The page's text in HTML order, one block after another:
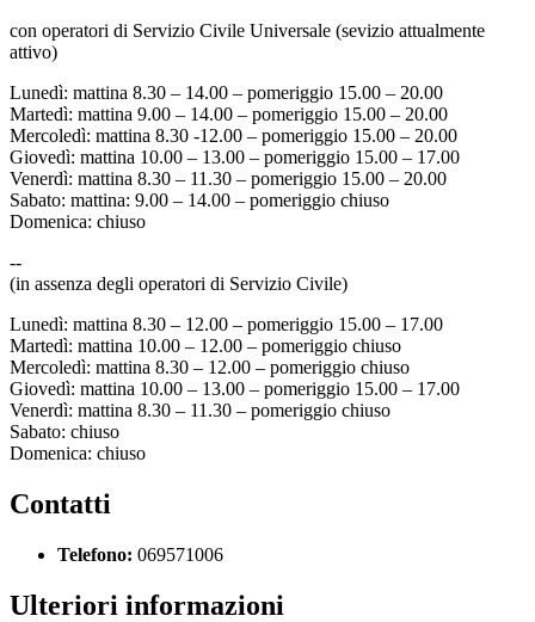
con operatori di Servizio Civile Universale (sevizio attualmente
attivo)
Lunedì: mattina 8.30 – 14.00 – pomeriggio 15.00 – 20.00
Martedì: mattina 9.00 – 14.00 – pomeriggio 15.00 – 20.00
Mercoledì: mattina 8.30 -12.00 – pomeriggio 15.00 – 20.00
Giovedì: mattina 10.00 – 13.00 – pomeriggio 15.00 – 17.00
Venerdì: mattina 8.30 – 11.30 – pomeriggio 15.00 – 20.00
Sabato: mattina: 9.00 – 14.00 – pomeriggio chiuso
Domenica: chiuso
--
(in assenza degli operatori di Servizio Civile)
Lunedì: mattina 8.30 – 12.00 – pomeriggio 15.00 – 17.00
Martedì: mattina 10.00 – 12.00 – pomeriggio chiuso
Mercoledì: mattina 8.30 – 12.00 – pomeriggio chiuso
Giovedì: mattina 10.00 – 13.00 – pomeriggio 15.00 – 17.00
Venerdì: mattina 8.30 – 11.30 – pomeriggio chiuso
Sabato: chiuso
Domenica: chiuso
Contatti
Telefono: 069571006
Ulteriori informazioni